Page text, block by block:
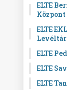
ELTE
Központ
ELTE
Levéltár
ELTE
ELTE
ELTE